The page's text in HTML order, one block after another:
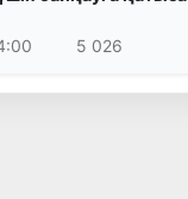
5 026